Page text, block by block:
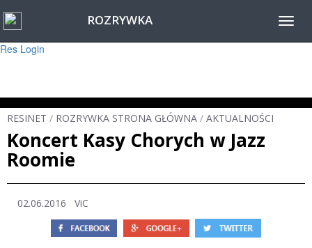
Warning
: session_start(): Failed to read session data: user (path: ) in
Res Login
ROZRYWKA
RESINET / ROZRYWKA STRONA GŁÓWNA / AKTUALNOŚCI
Koncert Kasy Chorych w Jazz
Roomie
02.06.2016 ViC